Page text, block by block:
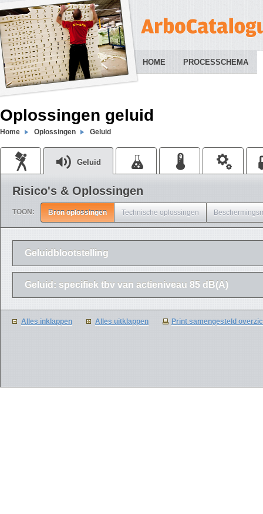
HOME PROCESSCHEMA
Oplossingen geluid
Home Oplossingen Geluid
Geluid
Risico's & Oplossingen
TOON: Bron oplossingen Technische oplossingen
Geluidblootstelling
Geluid: specifiek tbv van actieniveau 85 dB(A)
Alles inklappen Alles uitklappen Print samengesteld